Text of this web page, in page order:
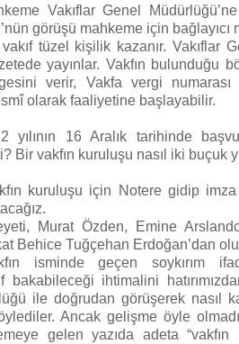
Vakıflar Genel
görüşü mahkeme için bağlayıcı
tüzel kişilik kazanır. Vakıflar
yayınlar. Vakfın bulunduğu
verir, Vakfa vergi numarası
olarak faaliyetine başlayabilir.
16 Aralık tarihinde
Bir vakfın kuruluşu nasıl iki buçuk
kuruluşu için Notere gidip
Murat Özden, Emine
Behice Tuğçehan Erdoğan’dan
isminde geçen soykırım
bakabileceği ihtimalini
ile doğrudan görüşerek nasıl
Ancak gelişme öyle
gelen yazıda adeta